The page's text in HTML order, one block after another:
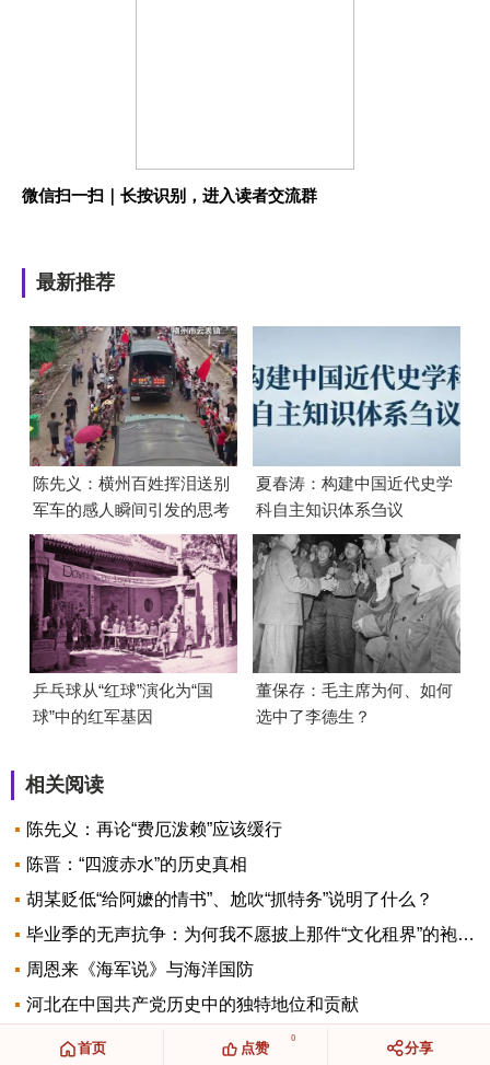
微信扫一扫｜长按识别，进入读者交流群
最新推荐
陈先义：横州百姓挥泪送别
军车的感人瞬间引发的思考
夏春涛：构建中国近代史学
科自主知识体系刍议
乒乓球从“红球”演化为“国
球”中的红军基因
董保存：毛主席为何、如何
选中了李德生？
相关阅读
陈先义：再论“费厄泼赖”应该缓行
陈晋：“四渡赤水”的历史真相
胡某贬低“给阿嬷的情书”、尬吹“抓特务”说明了什么？
毕业季的无声抗争：为何我不愿披上那件“文化租界”的袍子？
周恩来《海军说》与海洋国防
河北在中国共产党历史中的独特地位和贡献
首页
0
点赞 分享